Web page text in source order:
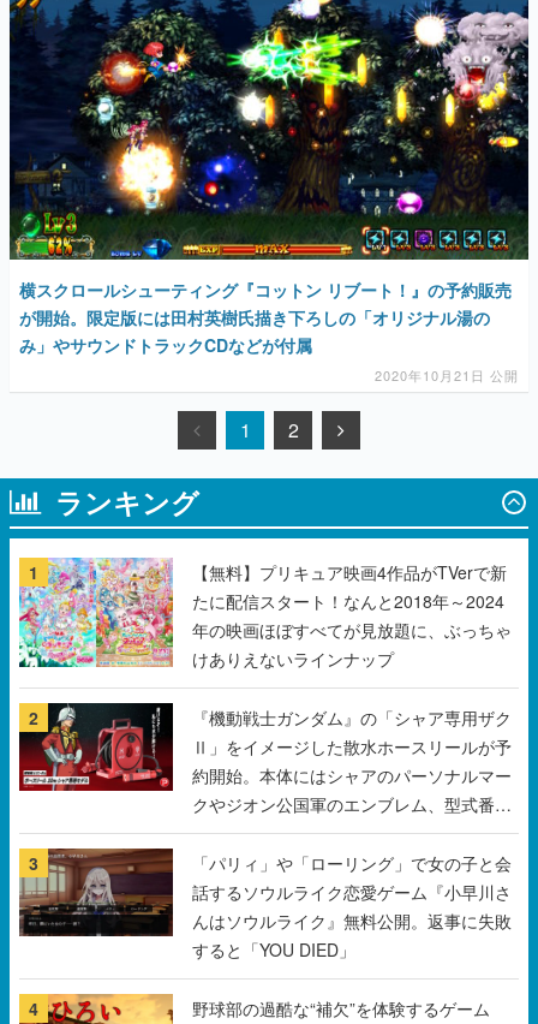
横スクロールシューティング『コットン リブート！』の予約販売
が開始。限定版には田村英樹氏描き下ろしの「オリジナル湯の
み」やサウンドトラックCDなどが付属
2020年10月21日 公開
1 2
ランキング
1
【無料】プリキュア映画4作品がTVerで新
たに配信スタート！なんと2018年～2024
年の映画ほぼすべてが見放題に、ぶっちゃ
けありえないラインナップ
2
『機動戦士ガンダム』の「シャア専用ザク
Ⅱ」をイメージした散水ホースリールが予
約開始。本体にはシャアのパーソナルマー
クやジオン公国軍のエンブレム、型式番号
などを配置
3
「パリィ」や「ローリング」で女の子と会
話するソウルライク恋愛ゲーム『小早川さ
んはソウルライク』無料公開。返事に失敗
すると「YOU DIED」
4
野球部の過酷な“補欠”を体験するゲーム